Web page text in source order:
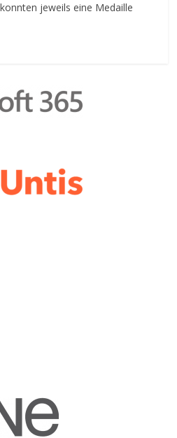
jeweils eine Medaille